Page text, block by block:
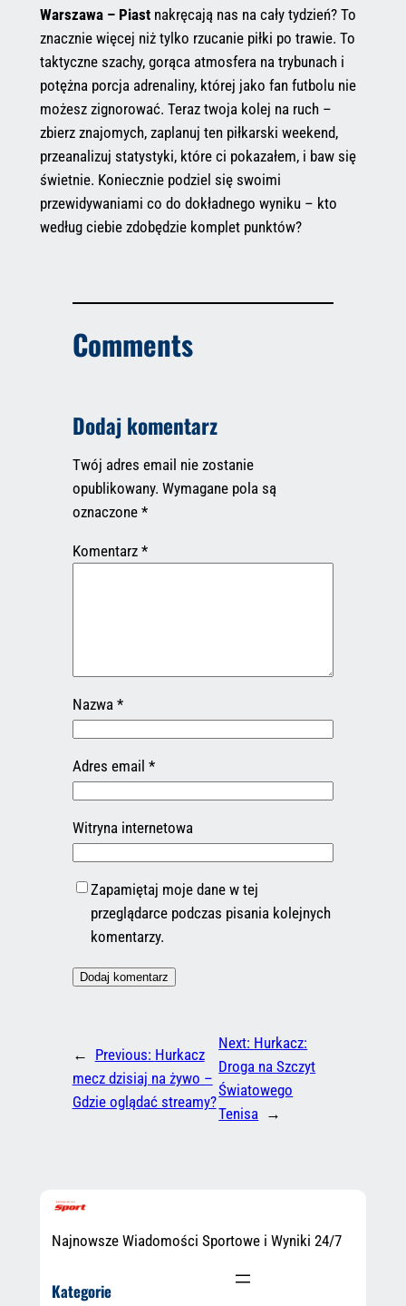
Warszawa – Piastnakręcają nas na cały tydzień? To
znacznie więcej niż tylko rzucanie piłki po trawie. To
taktyczne szachy, gorąca atmosfera na trybunach i
potężna porcja adrenaliny, której jako fan futbolu nie
możesz zignorować. Teraz twoja kolej na ruch –
zbierz znajomych, zaplanuj ten piłkarski weekend,
przeanalizuj statystyki, które ci pokazałem, i baw się
świetnie. Koniecznie podziel się swoimi
przewidywaniami co do dokładnego wyniku – kto
według ciebie zdobędzie komplet punktów?
Comments
Dodaj komentarz
Twój adres email nie zostanie
opublikowany. Wymagane pola są
oznaczone *
Komentarz *
Nazwa *
Adres email *
Witryna internetowa
Zapamiętaj moje dane w tej
przeglądarce podczas pisania kolejnych
komentarzy.
← Previous: Hurkacz
mecz dzisiaj na żywo –
Gdzie oglądać streamy?
Next: Hurkacz:
Droga na Szczyt
Światowego
Tenisa →
Najnowsze Wiadomości Sportowe i Wyniki 24/7
Kategorie